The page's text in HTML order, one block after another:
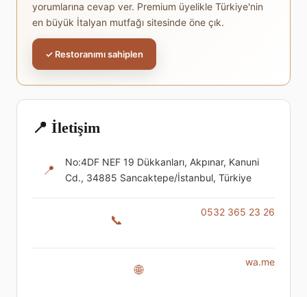
yorumlarına cevap ver. Premium üyelikle Türkiye'nin
en büyük İtalyan mutfağı sitesinde öne çık.
✓ Restoranımı sahiplen
📍 İletişim
📍
No:4DF NEF 19 Dükkanları, Akpınar, Kanuni
Cd., 34885 Sancaktepe/İstanbul, Türkiye
📞
0532 365 23 26
🌐
wa.me